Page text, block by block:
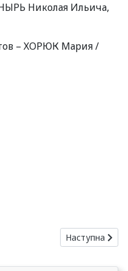
Николая Ильича,
– ХОРЮК Мария /
Наступна
Наступна